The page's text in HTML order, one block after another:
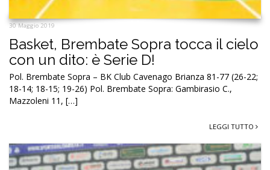
30 Maggio 2019
Basket, Brembate Sopra tocca il cielo
con un dito: è Serie D!
Pol. Brembate Sopra – BK Club Cavenago Brianza 81-77 (26-22;
18-14; 18-15; 19-26) Pol. Brembate Sopra: Gambirasio C.,
Mazzoleni 11, […]
LEGGI TUTTO